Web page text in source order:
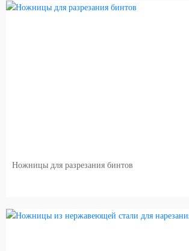
Ножницы для разрезания бинтов